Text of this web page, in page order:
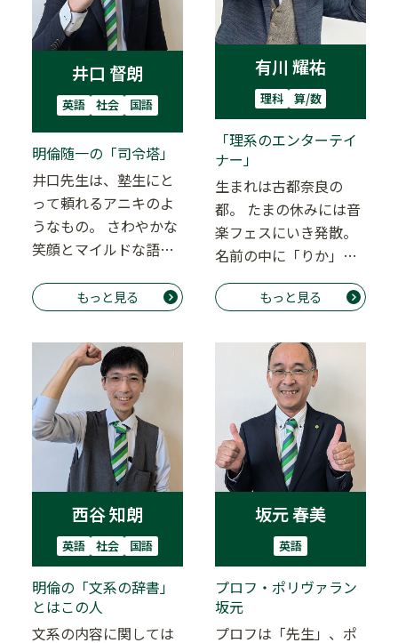
井口 督朗
英語 社会 国語
明倫随一の「司令塔」
井口先生は、塾生にと
って頼れるアニキのよ
うなもの。 さわやかな
笑顔とマイルドな語り
はとても優しい先…
もっと見る
有川 耀祐
理科 算/数
「理系のエンターテイ
ナー」
生まれは古都奈良の
都。 たまの休みには音
楽フェスにいき発散。
名前の中に「りか」が
入っているということ
で（ありかわ）、ま…
もっと見る
西谷 知朗
英語 社会 国語
明倫の「文系の辞書」
とはこの人
文系の内容に関しては
坂元 春美
英語
プロフ・ポリヴァラン
坂元
プロフは「先生」、ポ